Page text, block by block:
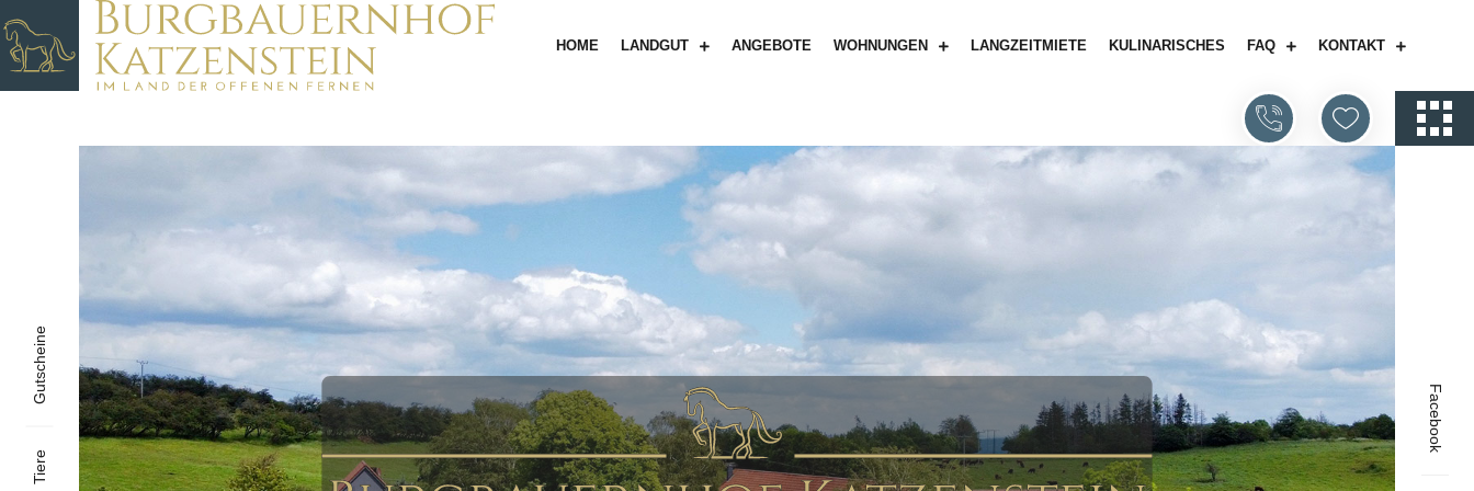
HOME LANDGUT ANGEBOTE WOHNUNGEN LANGZEITMIETE KULINARISCHES FAQ KONTAKT
Facebook
Tiere
Gutscheine